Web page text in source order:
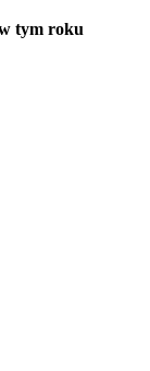
tym roku